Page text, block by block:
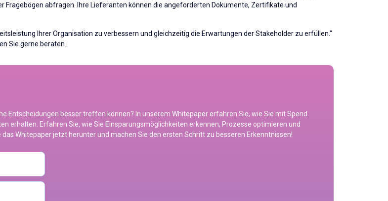
abfragen. Ihre Lieferanten können die angeforderten Dokumente, Zertifikate und
Ihrer Organisation zu verbessern und gleichzeitig die Erwartungen der Stakeholder zu erfüllen."
Sie gerne beraten.
Entscheidungen besser treffen können? In unserem Whitepaper erfahren Sie, wie Sie mit Spend
erhalten. Erfahren Sie, wie Sie Einsparungsmöglichkeiten erkennen, Prozesse optimieren und
Whitepaper jetzt herunter und machen Sie den ersten Schritt zu besseren Erkenntnissen!